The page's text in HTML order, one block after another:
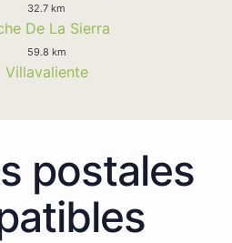
32.7 km
De La Sierra
59.8 km
Villavaliente
postales